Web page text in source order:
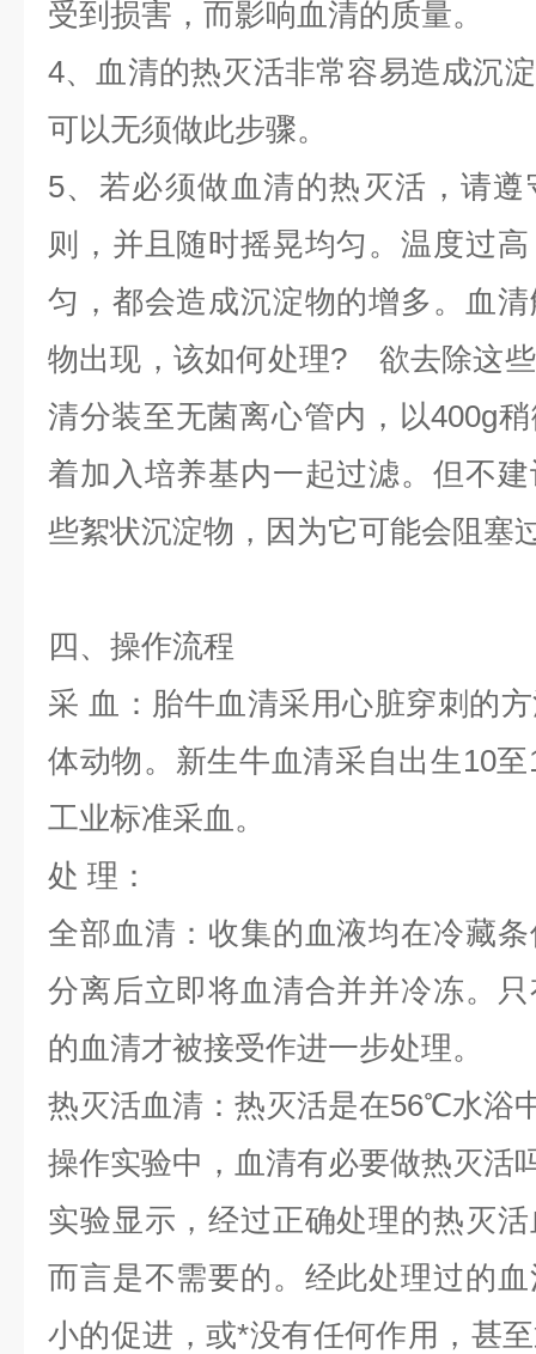
受到损害，而影响血清的质量。
4、血清的热灭活非常容易造成沉
可以无须做此步骤。
5、若必须做血清的热灭活，请
则，并且随时摇晃均匀。温度过
匀，都会造成沉淀物的增多。血
物出现，该如何处理? 欲去除这
清分装至无菌离心管内，以400g
着加入培养基内一起过滤。但不
些絮状沉淀物，因为它可能会阻塞
四、 操作流程
采 血：胎牛血清采用心脏穿刺的
体动物。新生牛血清采自出生 10
工业标准采血。
处 理：
全部血清：收集的血液均在冷藏
分离后立即将血清合并并冷冻。
的血清才被接受作进一步处理。
热灭活血清：热灭活是在56℃水浴
操作实验中，血清有必要做热灭活
实验显示，经过正确处理的热灭
而言是不需要的。经此处理过的
小的促进，或*没有任何作用，甚